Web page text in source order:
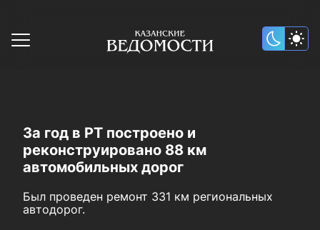
За год в РТ построено и
реконструировано 88 км
автомобильных дорог
Был проведен ремонт 331 км региональных
автодорог.